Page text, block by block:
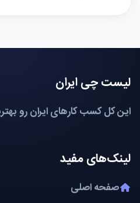
لیست چی ایران
این کل کسب کارهای ایران رو
لینک‌های مفید
صفحه اصلی